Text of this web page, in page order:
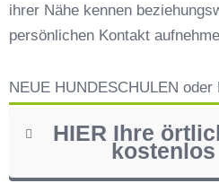
ihrer Nähe kennen
persönlichen Kontakt
NEUE HUNDESCHULEN oder
HIER Ihre